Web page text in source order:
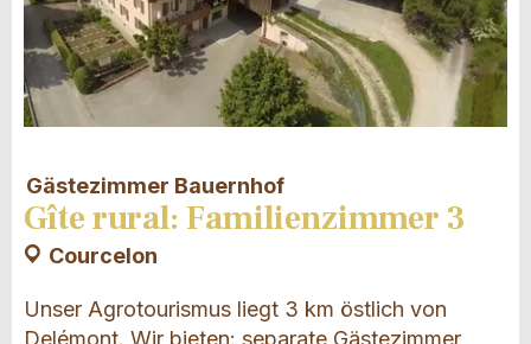
Gästezimmer Bauernhof
Gîte rural: Familienzimmer 3
Courcelon
Unser Agrotourismus liegt 3 km östlich von